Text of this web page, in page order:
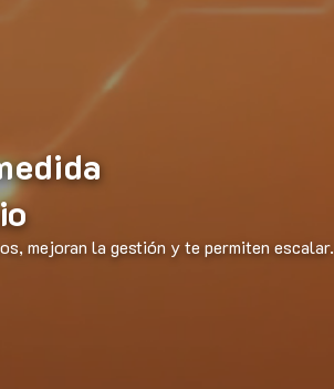
mejoran la gestión y te permiten escalar.